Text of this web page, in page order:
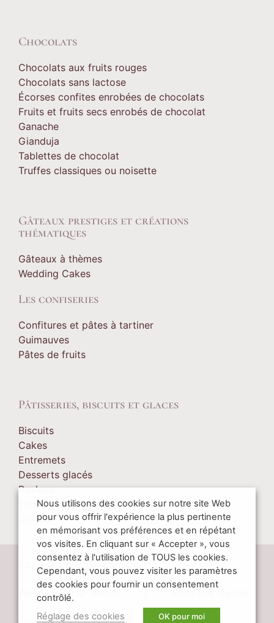
Chocolats
Chocolats aux fruits rouges
Chocolats sans lactose
Écorses confites enrobées de chocolats
Fruits et fruits secs enrobés de chocolat
Ganache
Gianduja
Tablettes de chocolat
Truffes classiques ou noisette
Gâteaux prestiges et créations
thématiques
Gâteaux à thèmes
Wedding Cakes
Les confiseries
Confitures et pâtes à tartiner
Guimauves
Pâtes de fruits
Pâtisseries, biscuits et glaces
Biscuits
Cakes
Entremets
Desserts glacés
Pavlova
Tartes
Glaces
2026 © Christian Camprini
Web Design ID-web.fr
Nous utilisons des cookies sur notre site Web
pour vous offrir l'expérience la plus pertinente
en mémorisant vos préférences et en répétant
vos visites. En cliquant sur « Accepter », vous
consentez à l'utilisation de TOUS les cookies.
Cependant, vous pouvez visiter les paramètres
des cookies pour fournir un consentement
contrôlé.
Réglage des cookies
OK pour moi